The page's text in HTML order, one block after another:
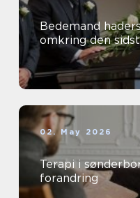
Bedemand haderslev sådan
omkring den
02. May 2026
Terapi i
forandring